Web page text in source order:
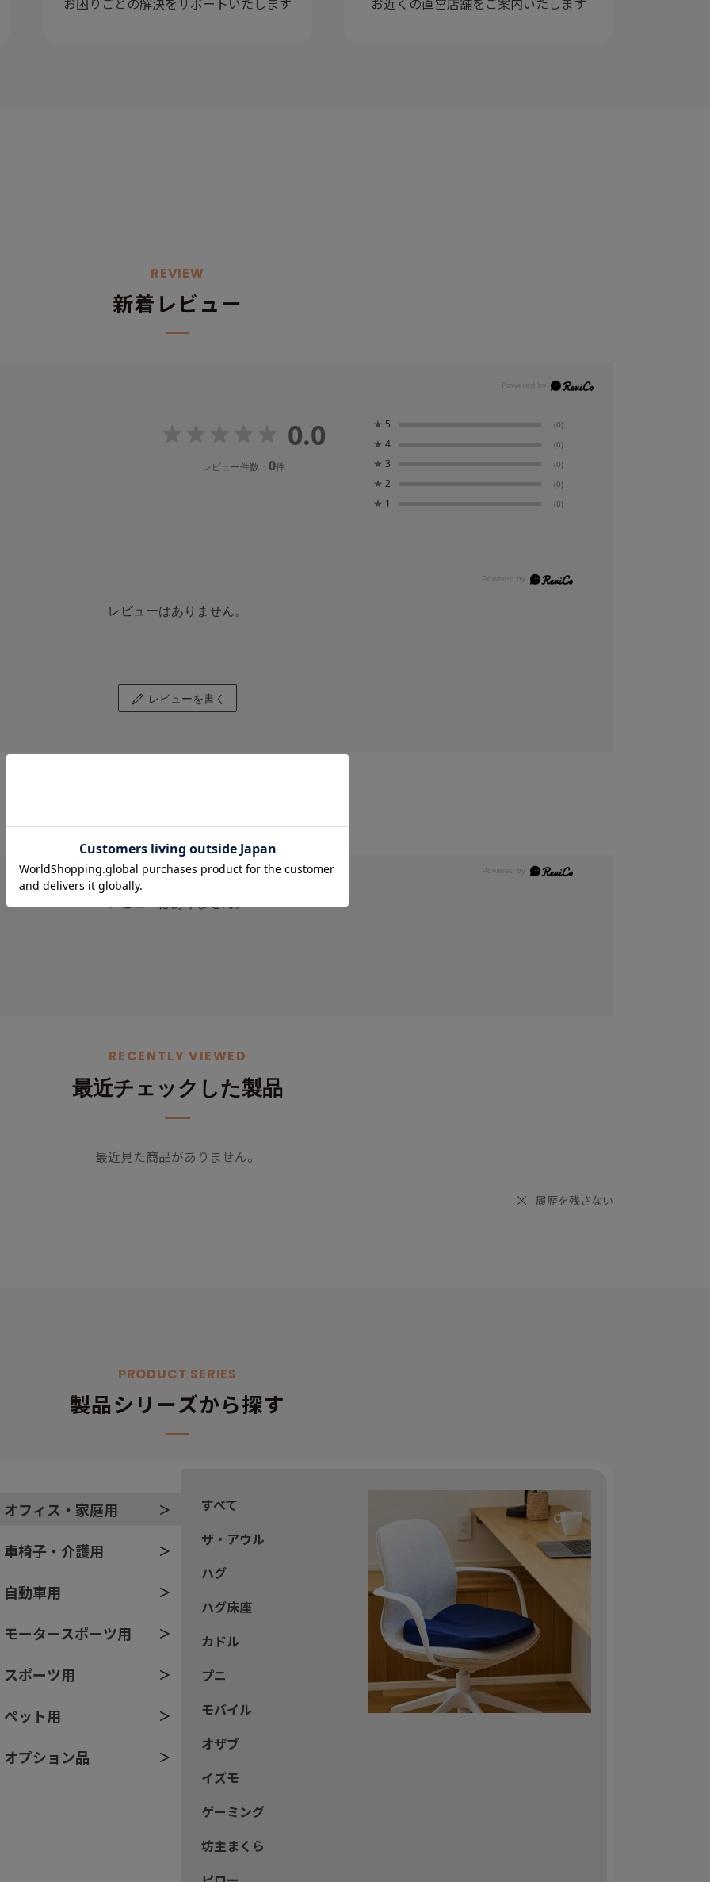
REVIEW
新着レビュー
0.0
レビュー件数： 0件
★ 5 (0)
★ 4 (0)
★ 3 (0)
★ 2 (0)
★ 1 (0)
レビューはありません。
レビューを書く
スタッフレビュー
RECENTLY VIEWED
最近チェックした製品
最近見た商品がありません。
履歴を残さない
PRODUCT SERIES
製品シリーズから探す
オフィス・家庭用
車椅子・介護用
自動車用
モータースポーツ用
スポーツ用
ペット用
オプション品
すべて
ザ・アウル
ハグ
ハグ床座
カドル
プニ
モバイル
オザブ
イズモ
ゲーミング
坊主まくら